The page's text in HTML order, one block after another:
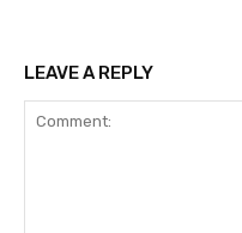
LEAVE A REPLY